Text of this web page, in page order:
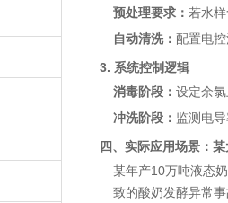
预处理要求： 若水
自动清洗： 配置电
3. 系统控制逻辑
消毒阶段： 设定余
冲洗阶段： 监测电
四、实际应用场景：
某年产10万吨液态
致的酸奶发酵异常